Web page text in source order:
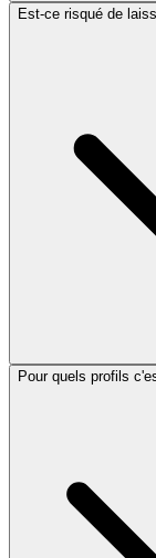
Est-ce risqué de
Pour quels profils